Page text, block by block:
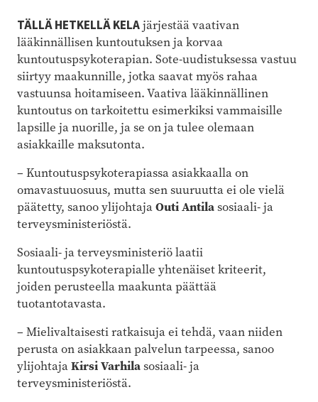
TÄLLÄ HETKELLÄ KELAjärjestää vaativan
lääkinnällisen kuntoutuksen ja korvaa
kuntoutuspsykoterapian. Sote-uudistuksessa vastuu
siirtyy maakunnille, jotka saavat myös rahaa
vastuunsa hoitamiseen. Vaativa lääkinnällinen
kuntoutus on tarkoitettu esimerkiksi vammaisille
lapsille ja nuorille, ja se on ja tulee olemaan
asiakkaille maksutonta.
– Kuntoutuspsykoterapiassa asiakkaalla on
omavastuuosuus, mutta sen suuruutta ei ole vielä
päätetty, sanoo ylijohtajaOuti Antilasosiaali- ja
terveysministeriöstä.
Sosiaali- ja terveysministeriö laatii
kuntoutuspsykoterapialle yhtenäiset kriteerit,
joiden perusteella maakunta päättää
tuotantotavasta.
– Mielivaltaisesti ratkaisuja ei tehdä, vaan niiden
perusta on asiakkaan palvelun tarpeessa, sanoo
ylijohtajaKirsi Varhilasosiaali- ja
terveysministeriöstä.